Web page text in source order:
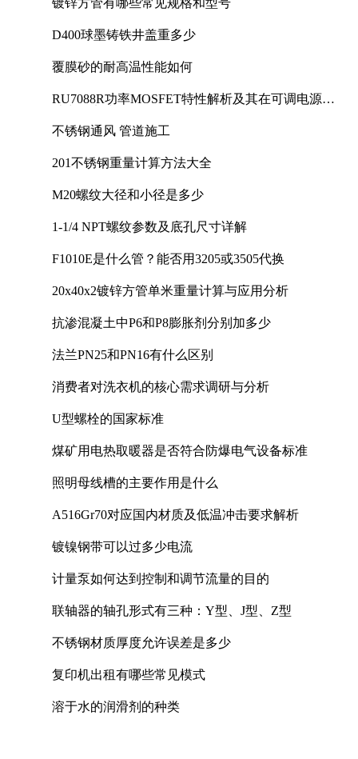
D400球墨铸铁井盖重多少
覆膜砂的耐高温性能如何
RU7088R功率MOSFET特性解析及其在可调电源设
不锈钢通风 管道施工
201不锈钢重量计算方法大全
M20螺纹大径和小径是多少
1-1/4 NPT螺纹参数及底孔尺寸详解
F1010E是什么管？能否用3205或3505代换
20x40x2镀锌方管单米重量计算与应用分析
抗渗混凝土中P6和P8膨胀剂分别加多少
法兰PN25和PN16有什么区别
消费者对洗衣机的核心需求调研与分析
U型螺栓的国家标准
煤矿用电热取暖器是否符合防爆电气设备标准
照明母线槽的主要作用是什么
A516Gr70对应国内材质及低温冲击要求解析
镀镍钢带可以过多少电流
计量泵如何达到控制和调节流量的目的
联轴器的轴孔形式有三种：Y型、J型、Z型
不锈钢材质厚度允许误差是多少
复印机出租有哪些常见模式
溶于水的润滑剂的种类